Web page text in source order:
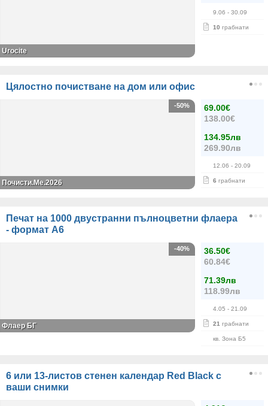
9.06 - 30.09
10 грабнати
Urocite
Цялостно почистване на дом или офис
69.00€
138.00€
134.95лв
269.90лв
12.06 - 20.09
6 грабнати
-50%
Почисти.Ме.2026
Печат на 1000 двустранни пълноцветни флаера
- формат А6
36.50€
60.84€
71.39лв
118.99лв
4.05 - 21.09
21 грабнати
кв. Зона Б5
-40%
Флаер БГ
6 или 13-листов стенен календар Red Black с
ваши снимки